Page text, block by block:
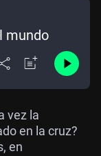
mundo
vez la
en la cruz?
en